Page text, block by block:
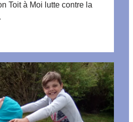
Toit à Moi lutte contre la